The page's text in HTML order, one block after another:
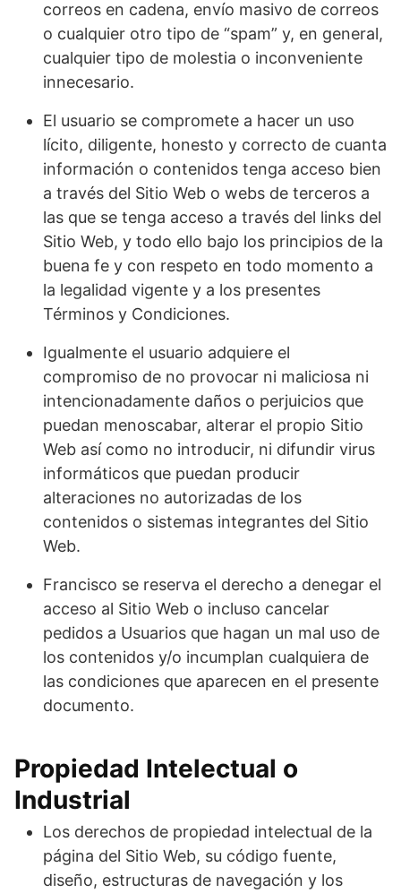
correos en cadena, envío masivo de correos
o cualquier otro tipo de “spam” y, en general,
cualquier tipo de molestia o inconveniente
innecesario.
El usuario se compromete a hacer un uso
lícito, diligente, honesto y correcto de cuanta
información o contenidos tenga acceso bien
a través del Sitio Web o webs de terceros a
las que se tenga acceso a través del links del
Sitio Web, y todo ello bajo los principios de la
buena fe y con respeto en todo momento a
la legalidad vigente y a los presentes
Términos y Condiciones.
Igualmente el usuario adquiere el
compromiso de no provocar ni maliciosa ni
intencionadamente daños o perjuicios que
puedan menoscabar, alterar el propio Sitio
Web así como no introducir, ni difundir virus
informáticos que puedan producir
alteraciones no autorizadas de los
contenidos o sistemas integrantes del Sitio
Web.
Francisco se reserva el derecho a denegar el
acceso al Sitio Web o incluso cancelar
pedidos a Usuarios que hagan un mal uso de
los contenidos y/o incumplan cualquiera de
las condiciones que aparecen en el presente
documento.
Propiedad Intelectual o
Industrial
Los derechos de propiedad intelectual de la
página del Sitio Web, su código fuente,
diseño, estructuras de navegación y los